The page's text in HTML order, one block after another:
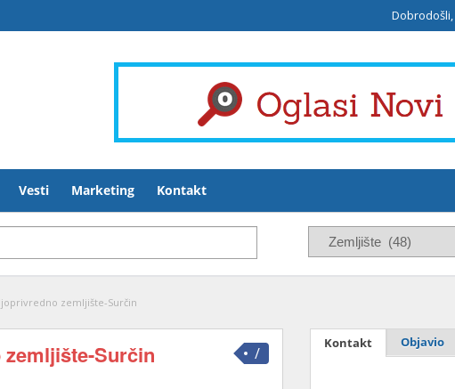
Dobrodošli,
Vesti Marketing Kontakt
zemljište-Surčin
/
Surčin Kontakt Objavio